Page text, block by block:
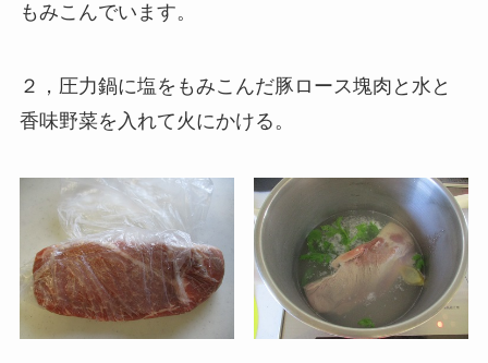
もみこんでいます。
２，圧力鍋に塩をもみこんだ豚ロース塊肉と水と
香味野菜を入れて火にかける。